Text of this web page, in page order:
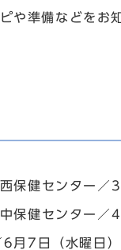
や準備などをお
保健センター／
保健センター／
月7日（水曜日